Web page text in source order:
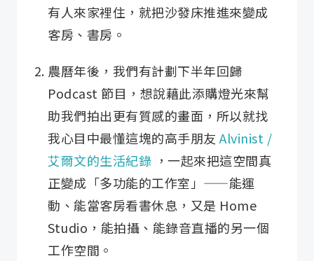
有人來家裡住，就把沙發床推進來變成
客房、書房。
​農曆年後，我們有計劃下半年回歸
Podcast 節目，想說藉此添購燈光來幫
助我們拍出更有質感的畫面，所以就找
我心目中最懂這塊的高手朋友 Alvinist /
艾爾文的生活紀錄 ，一起來把這空間真
正變成「多功能的工作室」——能運
動、能當客房看書休息，又是 Home
Studio，能拍攝、能錄音直播的另一個
工作空間。